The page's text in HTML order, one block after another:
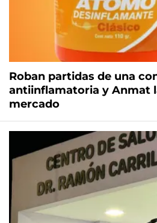
Roban partidas de una
antiinflamatoria y Anmat
mercado